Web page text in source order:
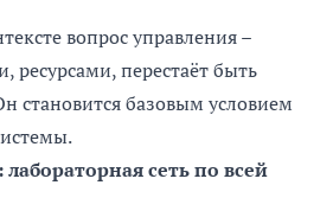
вопрос управления –
ресурсами, перестаёт быть
становится базовым условием
сеть по всей